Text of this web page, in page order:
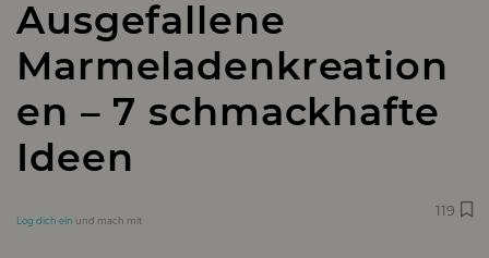
Ausgefallene
Marmeladenkreation
en – 7 schmackhafte
Ideen
Log dich ein und mach mit
119